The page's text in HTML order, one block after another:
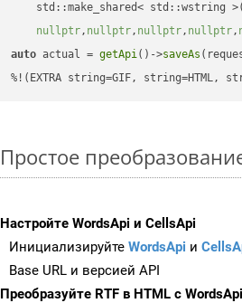
std::make_shared< std::wstring
nullptr, nullptr, nullptr, nullptr,
auto actual = getApi()->saveAs
%!(EXTRA string=GIF, string=HTML,
Простое
Настройте WordsApi и CellsApi
Инициализируйте WordsApi и
Base URL и версией API
Преобразуйте RTF в HTML с WordsApi